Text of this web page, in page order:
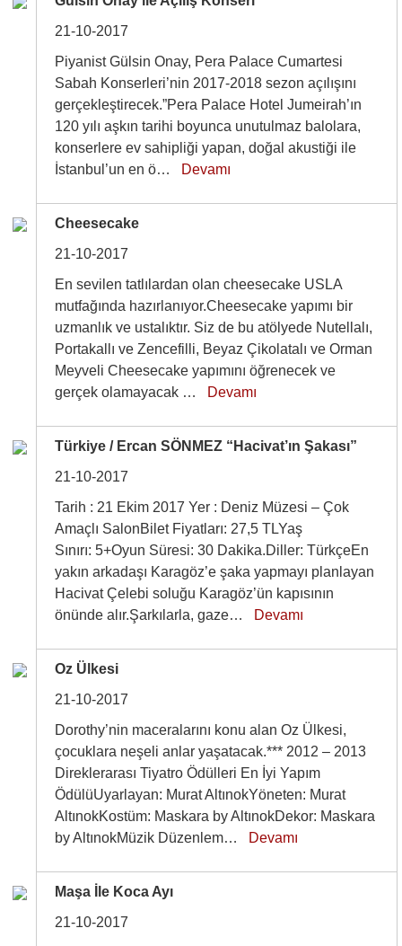
21-10-2017
Piyanist Gülsin Onay, Pera Palace Cumartesi
Sabah Konserleri’nin 2017-2018 sezon açılışını
gerçekleştirecek.”Pera Palace Hotel Jumeirah’ın
120 yılı aşkın tarihi boyunca unutulmaz balolara,
konserlere ev sahipliği yapan, doğal akustiği ile
İstanbul’un en ö… Devamı
Cheesecake
21-10-2017
En sevilen tatlılardan olan cheesecake USLA
mutfağında hazırlanıyor.Cheesecake yapımı bir
uzmanlık ve ustalıktır. Siz de bu atölyede Nutellalı,
Portakallı ve Zencefilli, Beyaz Çikolatalı ve Orman
Meyveli Cheesecake yapımını öğrenecek ve
gerçek olamayacak … Devamı
Türkiye / Ercan SÖNMEZ “Hacivat’ın Şakası”
21-10-2017
Tarih : 21 Ekim 2017 Yer : Deniz Müzesi – Çok
Amaçlı SalonBilet Fiyatları: 27,5 TLYaş
Sınırı: 5+Oyun Süresi: 30 Dakika.Diller: TürkçeEn
yakın arkadaşı Karagöz’e şaka yapmayı planlayan
Hacivat Çelebi soluğu Karagöz’ün kapısının
önünde alır.Şarkılarla, gaze… Devamı
Oz Ülkesi
21-10-2017
Dorothy’nin maceralarını konu alan Oz Ülkesi,
çocuklara neşeli anlar yaşatacak.*** 2012 – 2013
Direklerarası Tiyatro Ödülleri En İyi Yapım
ÖdülüUyarlayan: Murat AltınokYöneten: Murat
AltınokKostüm: Maskara by AltınokDekor: Maskara
by AltınokMüzik Düzenlem… Devamı
Maşa İle Koca Ayı
21-10-2017